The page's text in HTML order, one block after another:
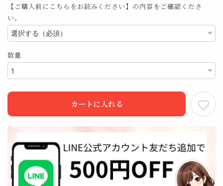
【ご購入前にこちらをお読みください】の内容をご確認くださ
い。
数量
カートに入れる